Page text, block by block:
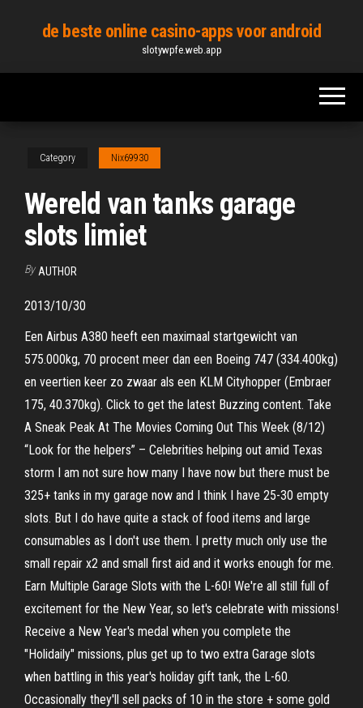
content
de beste online casino-apps voor android
slotywpfe.web.app
Category Nix69930
Wereld van tanks garage
slots limiet
By AUTHOR
2013/10/30
Een Airbus A380 heeft een maximaal startgewicht van
575.000kg, 70 procent meer dan een Boeing 747 (334.400kg)
en veertien keer zo zwaar als een KLM Cityhopper (Embraer
175, 40.370kg). Click to get the latest Buzzing content. Take
A Sneak Peak At The Movies Coming Out This Week (8/12)
“Look for the helpers” – Celebrities helping out amid Texas
storm I am not sure how many I have now but there must be
325+ tanks in my garage now and I think I have 25-30 empty
slots. But I do have quite a stack of food items and large
consumables as I don't use them. I pretty much only use the
small repair x2 and small first aid and it works enough for me.
Earn Multiple Garage Slots with the L-60! We're all still full of
excitement for the New Year, so let's celebrate with missions!
Receive a New Year's medal when you complete the
"Holidaily" missions, plus get up to two extra Garage slots
when battling in this year's holiday gift tank, the L-60.
Occasionally they'll sell packs of 10 in the store + some gold